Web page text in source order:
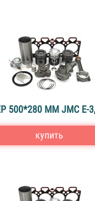
500*280 MM JMC Е-
купить